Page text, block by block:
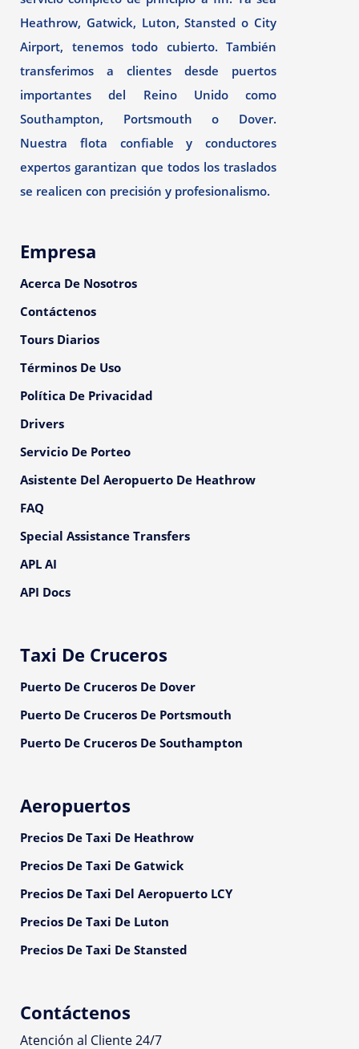
Heathrow, Gatwick, Luton, Stansted o City
Airport, tenemos todo cubierto. También
transferimos a clientes desde puertos
importantes del Reino Unido como
Southampton, Portsmouth o Dover.
Nuestra flota confiable y conductores
expertos garantizan que todos los traslados
se realicen con precisión y profesionalismo.
Empresa
Acerca De Nosotros
Contáctenos
Tours Diarios
Términos De Uso
Política De Privacidad
Drivers
Servicio De Porteo
Asistente Del Aeropuerto De Heathrow
FAQ
Special Assistance Transfers
APL AI
API Docs
Taxi De Cruceros
Puerto De Cruceros De Dover
Puerto De Cruceros De Portsmouth
Puerto De Cruceros De Southampton
Aeropuertos
Precios De Taxi De Heathrow
Precios De Taxi De Gatwick
Precios De Taxi Del Aeropuerto LCY
Precios De Taxi De Luton
Precios De Taxi De Stansted
Contáctenos
Atención al Cliente 24/7